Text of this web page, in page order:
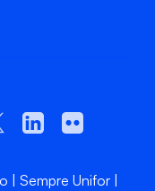
Sempre Unifor